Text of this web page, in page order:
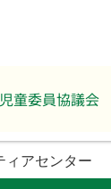
童委員協議会
ィアセンター